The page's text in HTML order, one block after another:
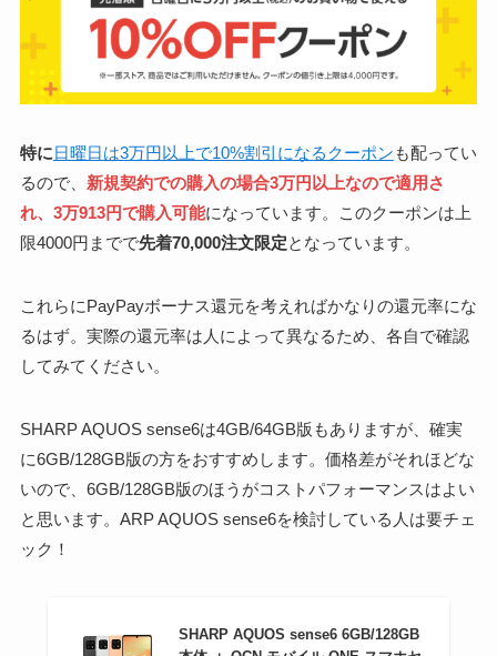
特に日曜日は3万円以上で10%割引になるクーポン も配ってい
るので、 新規契約での購入の場合3万円以上なので適用さ
れ、3万913円で購入可能になっています。このクーポンは上
限4000円までで先着70,000注文限定となっています。
これらにPayPayボーナス還元を考えればかなりの還元率にな
るはず。実際の還元率は人によって異なるため、各自で確認
してみてください。
SHARP AQUOS sense6は4GB/64GB版もありますが、確実
に6GB/128GB版の方をおすすめします。価格差がそれほどな
いので、 6GB/128GB版のほうがコストパフォーマンスはよい
と思います。 ARP AQUOS sense6を検討している人は要チェ
ック！
SHARP AQUOS sense6 6GB/128GB